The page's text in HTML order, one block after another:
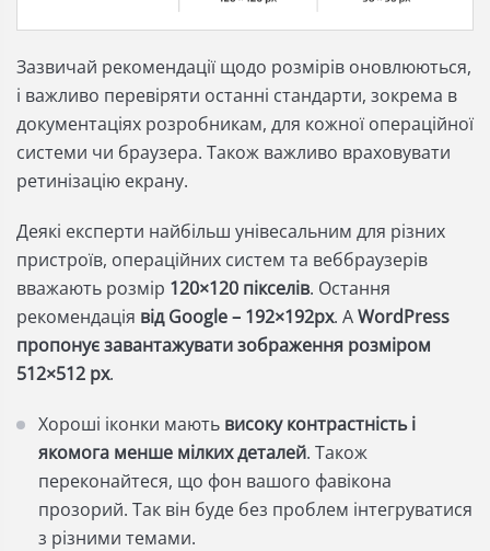
Зазвичай рекомендації щодо розмірів оновлюються,
і важливо перевіряти останні стандарти, зокрема в
документаціях розробникам, для кожної операційної
системи чи браузера. Також важливо враховувати
ретинізацію екрану.
Деякі експерти найбільш унівесальним для різних
пристроїв, операційних систем та веббраузерів
вважають розмір 120×120 пікселів. Остання
рекомендація від Google – 192×192px. АWordPress
пропонує завантажувати зображення розміром
512×512 px.
Хороші іконки мають високу контрастність і
якомога менше мілких деталей. Також
переконайтеся, що фон вашого фавікона
прозорий. Так він буде без проблем інтегруватися
з різними темами.